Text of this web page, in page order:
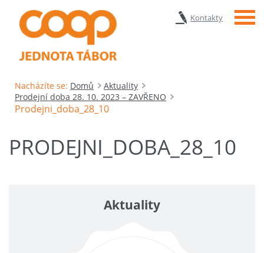
Kontakty Menu
Nacházíte se: Domů
Aktuality
Prodejní doba 28. 10. 2023 – ZAVŘENO
Prodejni_doba_28_10
PRODEJNI_DOBA_28_10
Aktuality